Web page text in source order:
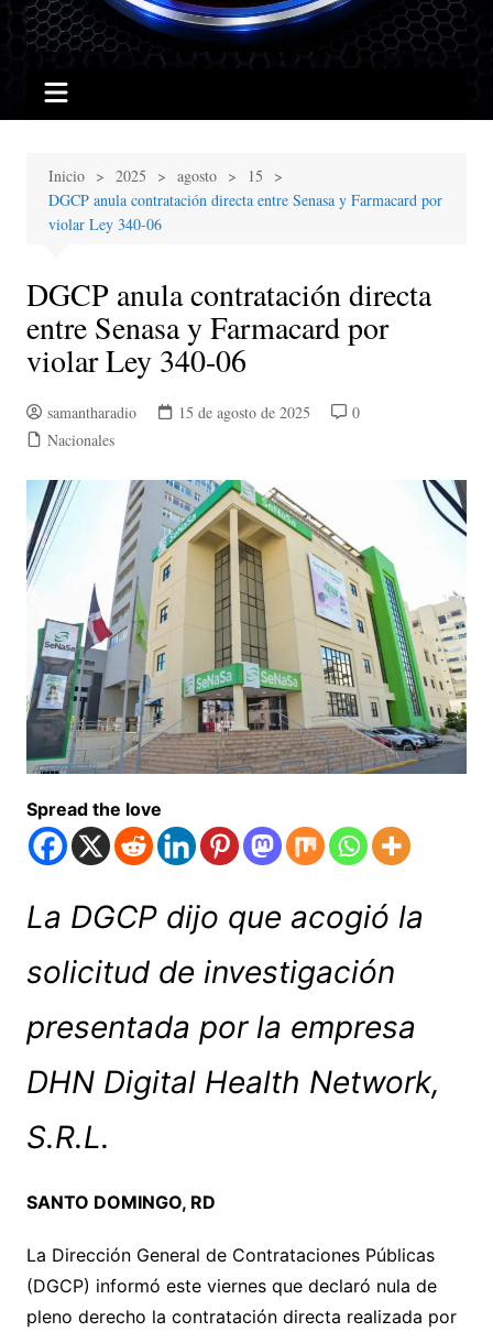
Inicio 2025 agosto
15
DGCP anula contratación directa entre Senasa y Farmacard por
violar Ley 340-06
DGCP anula contratación directa
entre Senasa y Farmacard por
violar Ley 340-06
samantharadio 15 de agosto de 2025
0
Nacionales
Spread the love
La DGCP dijo que acogió la
solicitud de investigación
presentada por la empresa
DHN Digital Health Network,
S.R.L.
SANTO DOMINGO, RD
La Dirección General de Contrataciones Públicas
(DGCP) informó este viernes que declaró nula de
pleno derecho la contratación directa realizada por